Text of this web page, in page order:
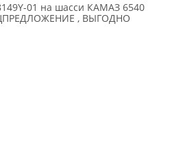
01 на шасси КАМАЗ 6540
, ВЫГОДНО